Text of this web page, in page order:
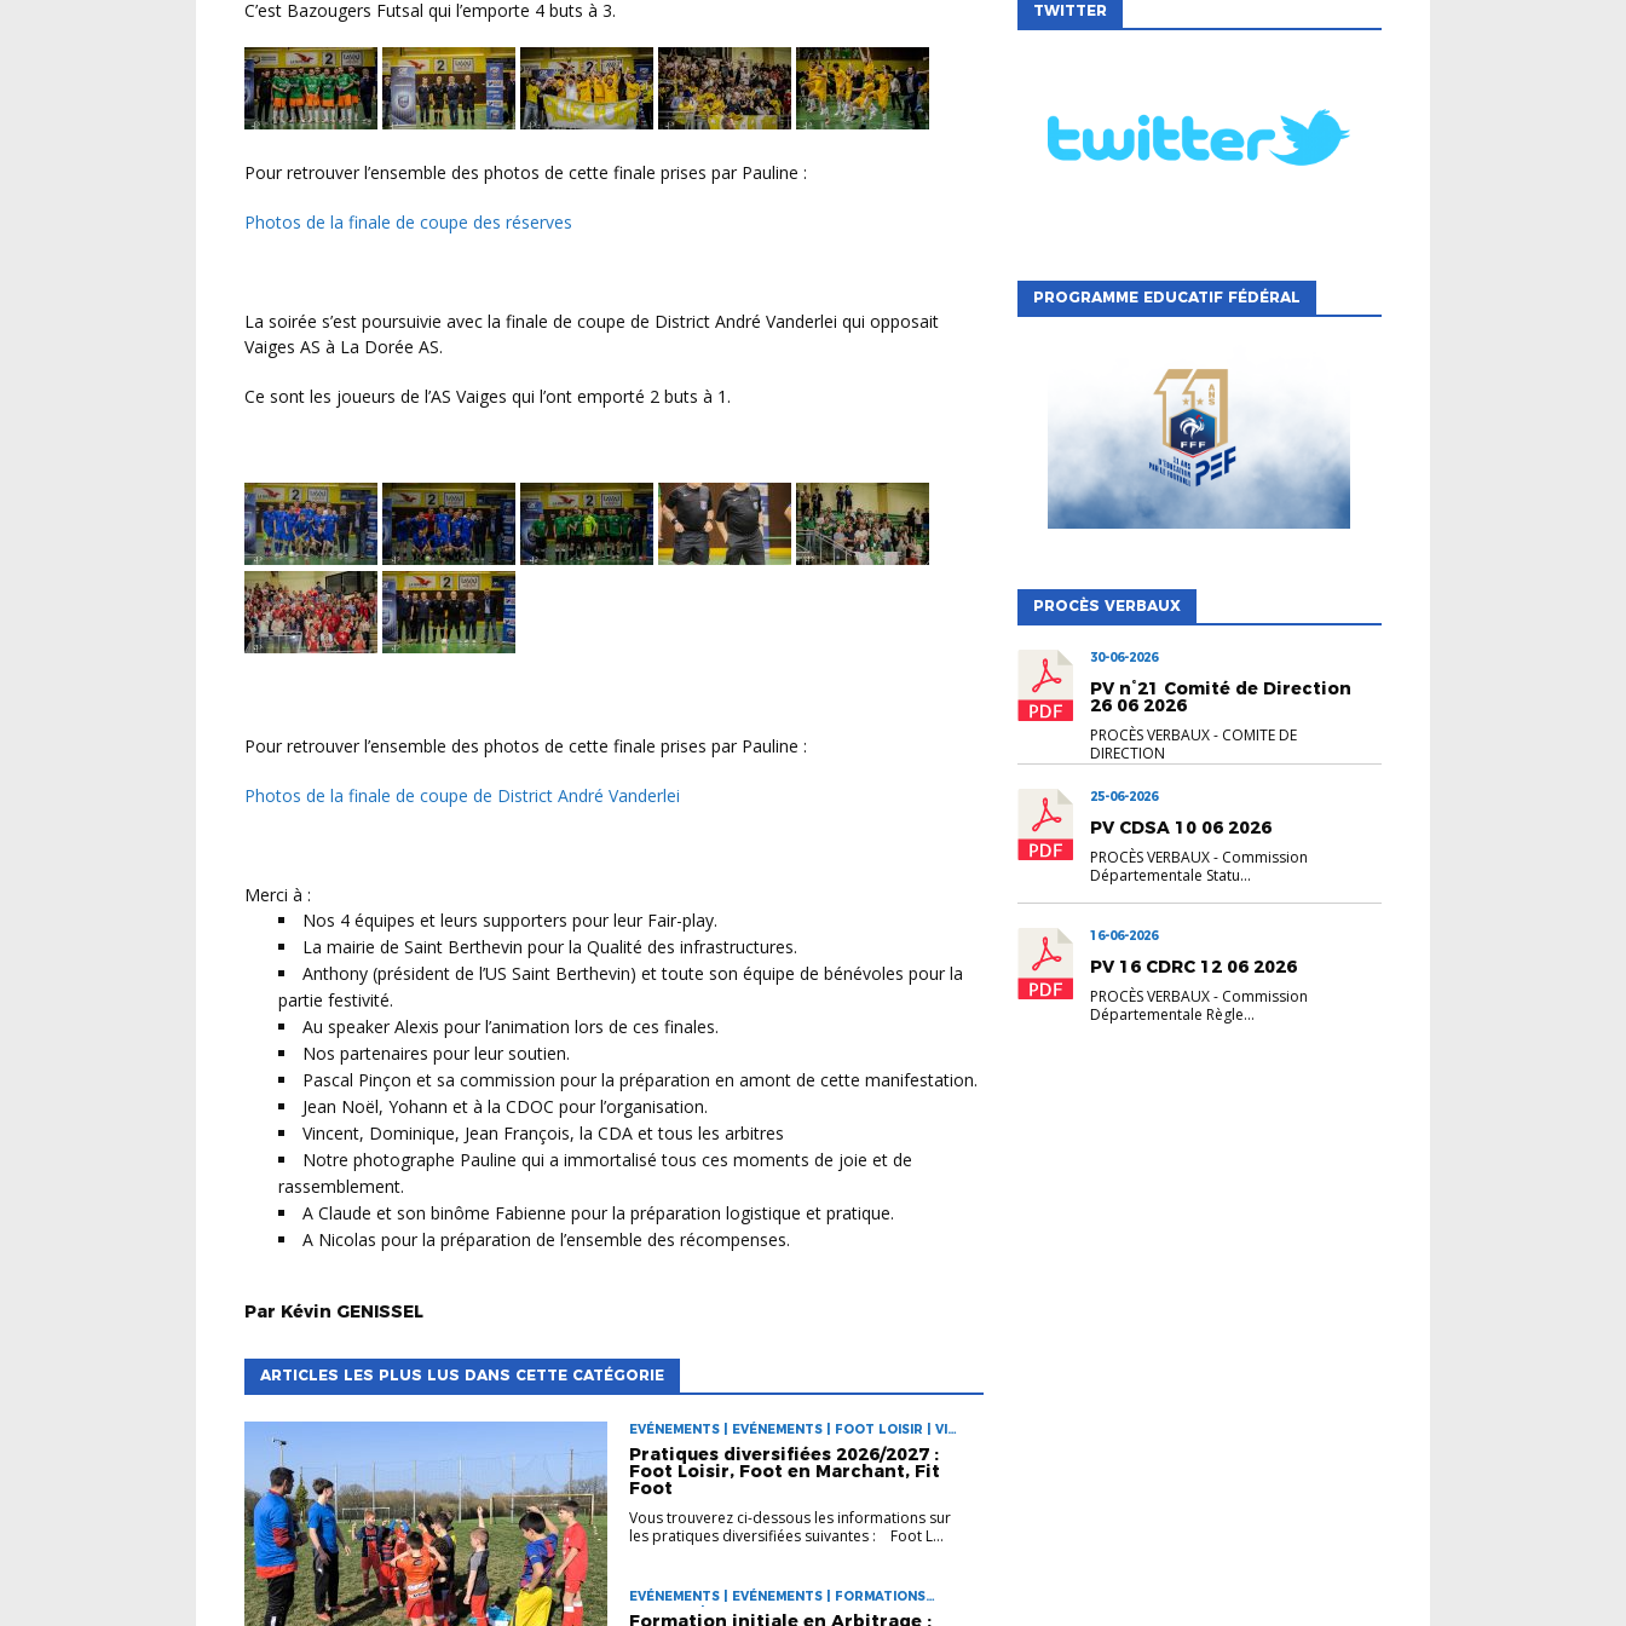
C’est Bazougers Futsal qui l’emporte 4 buts à 3.
Pour retrouver l’ensemble des photos de cette finale prises par Pauline :
Photos de la finale de coupe des réserves
La soirée s’est poursuivie avec la finale de coupe de District André Vanderlei qui opposait
Vaiges AS à La Dorée AS.
Ce sont les joueurs de l’AS Vaiges qui l’ont emporté 2 buts à 1.
Pour retrouver l’ensemble des photos de cette finale prises par Pauline :
Photos de la finale de coupe de District André Vanderlei
Merci à :
Nos 4 équipes et leurs supporters pour leur Fair-play.
La mairie de Saint Berthevin pour la Qualité des infrastructures.
Anthony (président de l’US Saint Berthevin) et toute son équipe de bénévoles pour la
partie festivité.
Au speaker Alexis pour l’animation lors de ces finales.
Nos partenaires pour leur soutien.
Pascal Pinçon et sa commission pour la préparation en amont de cette manifestation.
Jean Noël, Yohann et à la CDOC pour l’organisation.
Vincent, Dominique, Jean François, la CDA et tous les arbitres
Notre photographe Pauline qui a immortalisé tous ces moments de joie et de
rassemblement.
A Claude et son binôme Fabienne pour la préparation logistique et pratique.
A Nicolas pour la préparation de l’ensemble des récompenses.
Par Kévin GENISSEL
ARTICLES LES PLUS LUS DANS CETTE CATÉGORIE
EVÉNEMENTS | EVÉNEMENTS | FOOT LOISIR | VIE
DES CLUBS
Pratiques diversifiées 2026/2027 :
Foot Loisir, Foot en Marchant, Fit
Foot
Vous trouverez ci-dessous les informations sur
les pratiques diversifiées suivantes : Foot L...
EVÉNEMENTS | EVÉNEMENTS | FORMATIONS
ARBITRES | VIE DES CLUBS
Formation initiale en Arbitrage :
TWITTER
PROGRAMME EDUCATIF FÉDÉRAL
PROCÈS VERBAUX
30-06-2026
PV n°21 Comité de Direction
26 06 2026
PROCÈS VERBAUX- COMITE DE
DIRECTION
25-06-2026
PV CDSA 10 06 2026
PROCÈS VERBAUX- Commission
Départementale Statu...
16-06-2026
PV 16 CDRC 12 06 2026
PROCÈS VERBAUX- Commission
Départementale Règle...